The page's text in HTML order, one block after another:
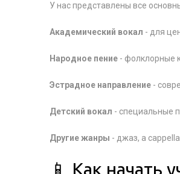
У нас представлены все
Академический вокал - для
Народное пение - фолклорные
Эстрадное направление -
Детский вокал - специальные
Другие жанры - джаз, a
📱 Как начать